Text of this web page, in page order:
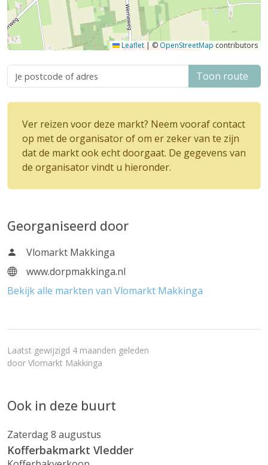
Leaflet | © OpenStreetMap contributors
Toon route
Ver reizen voor deze markt? Neem vooraf contact
op met de organisator of om er zeker van te zijn
dat de markt ook echt doorgaat. De gegevens van
de organisator vindt u hieronder.
Georganiseerd door
Vlomarkt Makkinga
www.dorpmakkinga.nl
Bekijk alle markten van Vlomarkt Makkinga
Laatst gewijzigd 4 maanden geleden
door Vlomarkt Makkinga
Ook in deze buurt
Zaterdag 8 augustus
Kofferbakmarkt Vledder